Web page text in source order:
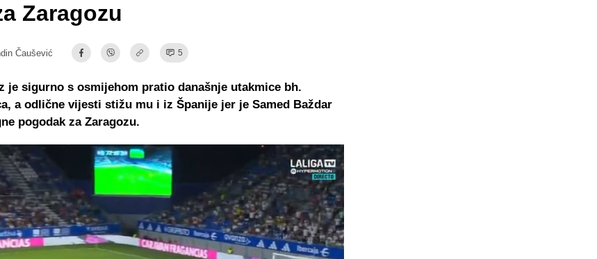
Zaragozu
Čaušević 5
je sigurno s osmijehom pratio današnje utakmice bh.
a odlične vijesti stižu mu i iz Španije jer je Samed Baždar
pogodak za Zaragozu.